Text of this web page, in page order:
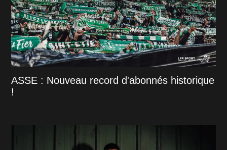
ASSE : Nouveau record d'abonnés historique
!